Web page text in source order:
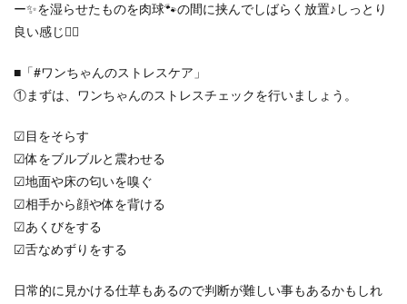
ー✨を湿らせたものを肉球🐾の間に挟んでしばらく放置♪しっとり
良い感じ🙆‍♀️
■「#ワンちゃんのストレスケア」
①まずは、ワンちゃんのストレスチェックを行いましょう。
☑目をそらす
☑体をブルブルと震わせる
☑地面や床の匂いを嗅ぐ
☑相手から顔や体を背ける
☑あくびをする
☑舌なめずりをする
日常的に見かける仕草もあるので判断が難しい事もあるかもしれ